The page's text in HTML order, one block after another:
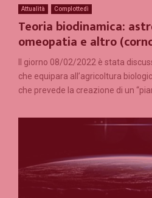
Attualità Complottedì
Teoria biodinamica:
omeopatia e altro
Il giorno 08/02/2022 è stata
che equipara all’agricoltura
che prevede la creazione di un